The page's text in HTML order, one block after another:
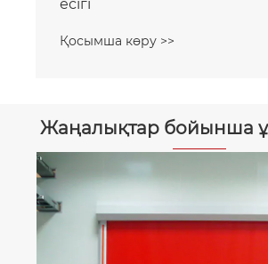
Жаңалықтар бойынша
Нортон гаражының
сапасы.